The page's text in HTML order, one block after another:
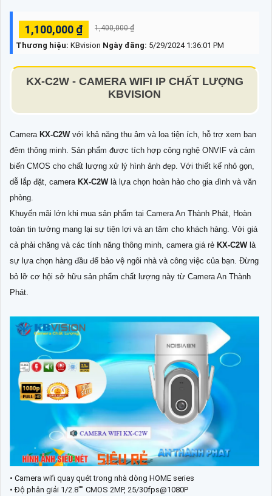
1,100,000 ₫ 1,400,000 ₫
Thương hiệu: KBvision Ngày đăng: 5/29/2024 1:36:01 PM
KX-C2W - CAMERA WIFI IP CHẤT LƯỢNG
KBVISION
CameraKX-C2W với khả năng thu âm và loa tiện ích, hỗ trợ xem ban
đêm thông minh. Sản phẩm được tích hợp công nghệ ONVIF và cảm
biến CMOS cho chất lượng xử lý hình ảnh đẹp. Với thiết kế nhỏ gọn,
dễ lắp đặt, camera KX-C2W là lựa chọn hoàn hảo cho gia đình và văn
phòng.
Khuyến mãi lớn khi mua sản phẩm tại Camera An Thành Phát, Hoàn
toàn tin tưởng mang lại sự tiện lợi và an tâm cho khách hàng. Với giá
cả phải chăng và các tính năng thông minh, camera giá rẻ KX-C2W là
sự lựa chọn hàng đầu để bảo vệ ngôi nhà và công việc của bạn. Đừng
bỏ lỡ cơ hội sở hữu sản phẩm chất lượng này từ Camera An Thành
Phát.
• Camera wifi quay quét trong nhà dòng HOME series
• Độ phân giải 1/2.8"" CMOS 2MP, 25/30fps@1080P